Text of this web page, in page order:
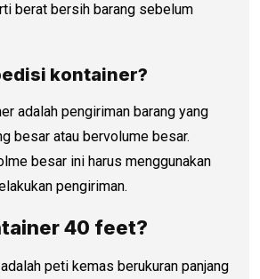
berat bersih barang sebelum
kontainer?
adalah pengiriman barang yang
besar atau bervolume besar.
besar ini harus menggunakan
pengiriman.
40 feet?
peti kemas berukuran panjang